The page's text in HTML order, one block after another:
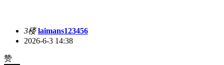
3楼 laimans123456
2026-6-3 14:38
赞